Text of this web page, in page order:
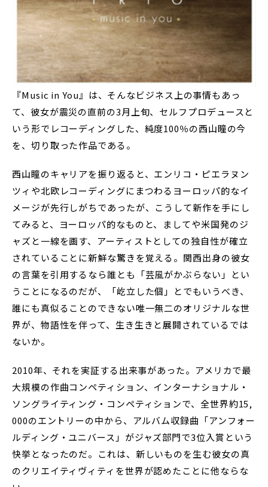
『Music in You』は、そんなビジネス上の事情もあっ
て、彼女が震災の直前の3月上旬、セルフプロデュースと
いう形でレコーディングした、純度100％の西山瞳の今
を、切り取った作品である。
西山瞳のキャリアを振り返ると、エンリコ・ピエラヌン
ツィや北欧レコーディングにまつわるヨーロッパ的なイ
メージが先行しがちであったが、こうして新作を手にし
てみると、ヨーロッパ的なものと、ましてや米国発のジ
ャズと一線を画す、アーティストとしての独自性が確立
されていることに新鮮な驚きを覚える。関西出身の彼女
の言葉を引用するなら誰とも「芸風がかぶらない」とい
うことになるのだが、「屹立した個」とでもいうべき、
誰にも真似ることのできない唯一無二のオリジナルな世
界が、物語性を伴って、生き生きと展開されているでは
ないか。
2010年、それを実証する出来事があった。アメリカで最
大規模の作曲コンペティション、インターナショナル・
ソングライティング・コンペティションで、全世界約15,
000のエントリーの中から、アルバム収録曲「アンフォー
ルディング・ユニバース」がジャズ部門で3位入賞という
快挙となったのだ。これは、新しいものを生む彼女の真
のクリエイティヴィティを世界が認めたことに他ならな